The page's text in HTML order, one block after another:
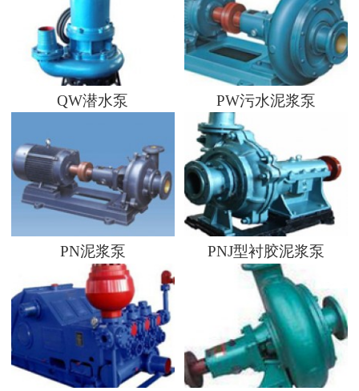
联系我们
QW潜水泵 PW污水泥浆泵
PN泥浆泵 PNJ型衬胶泥浆泵